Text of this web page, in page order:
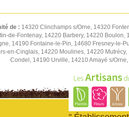
de : 14320 Clinchamps s/Orne, 14320
de-Fontenay, 14220 Barbery, 14220
14190 Fontaine-le-Pin, 14680 Fresney-le-
en-Cinglais, 14220 Moulines, 14220
Condel, 14190 Urville, 14210 Amayé s/